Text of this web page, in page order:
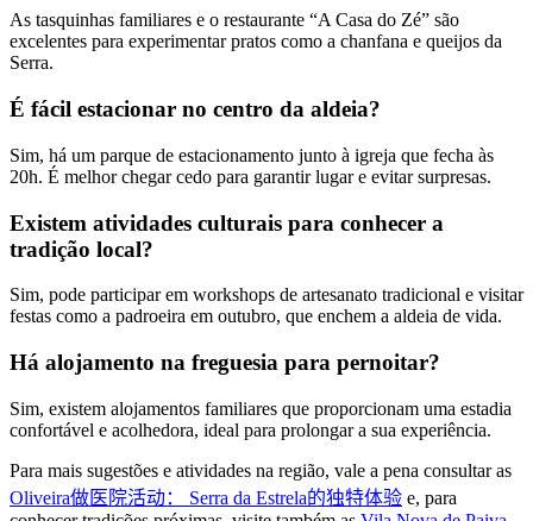
As tasquinhas familiares e o restaurante “A Casa do Zé” são
excelentes para experimentar pratos como a chanfana e queijos da
Serra.
É fácil estacionar no centro da aldeia?
Sim, há um parque de estacionamento junto à igreja que fecha às
20h. É melhor chegar cedo para garantir lugar e evitar surpresas.
Existem atividades culturais para conhecer a
tradição local?
Sim, pode participar em workshops de artesanato tradicional e visitar
festas como a padroeira em outubro, que enchem a aldeia de vida.
Há alojamento na freguesia para pernoitar?
Sim, existem alojamentos familiares que proporcionam uma estadia
confortável e acolhedora, ideal para prolongar a sua experiência.
Para mais sugestões e atividades na região, vale a pena consultar as
Oliveira做医院活动： Serra da Estrela的独特体验 e, para